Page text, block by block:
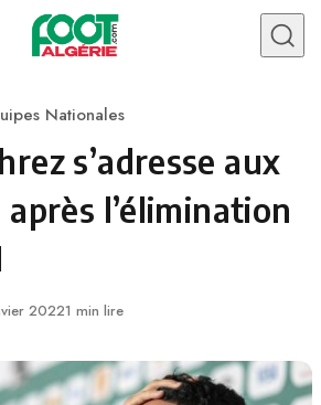
Nationales
s’adresse aux
l’élimination
20221 min lire